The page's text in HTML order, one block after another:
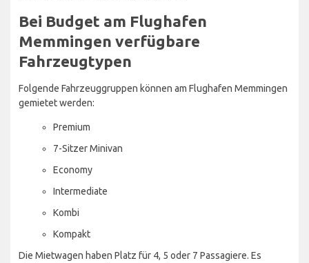
Bei Budget am Flughafen
Memmingen verfügbare
Fahrzeugtypen
Folgende Fahrzeuggruppen können am Flughafen Memmingen
gemietet werden:
Premium
7-Sitzer Minivan
Economy
Intermediate
Kombi
Kompakt
Die Mietwagen haben Platz für 4, 5 oder 7 Passagiere. Es